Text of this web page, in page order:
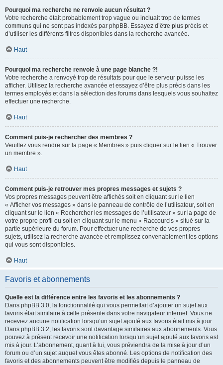
Pourquoi ma recherche ne renvoie aucun résultat ?
Votre recherche était probablement trop vague ou incluait trop de termes
communs qui ne sont pas indexés par phpBB. Essayez d’être plus précis et
d’utiliser les différents filtres disponibles dans la recherche avancée.
Haut
Pourquoi ma recherche renvoie à une page blanche ?!
Votre recherche a renvoyé trop de résultats pour que le serveur puisse les
afficher. Utilisez la recherche avancée et essayez d’être plus précis dans les
termes employés et dans la sélection des forums dans lesquels vous souhaitez
effectuer une recherche.
Haut
Comment puis-je rechercher des membres ?
Veuillez vous rendre sur la page « Membres » puis cliquer sur le lien « Trouver
un membre ».
Haut
Comment puis-je retrouver mes propres messages et sujets ?
Vos propres messages peuvent être affichés soit en cliquant sur le lien
« Afficher vos messages » dans le panneau de contrôle de l’utilisateur, soit en
cliquant sur le lien « Rechercher les messages de l’utilisateur » sur la page de
votre propre profil ou soit en cliquant sur le menu « Raccourcis » situé sur la
partie supérieure du forum. Pour effectuer une recherche de vos propres
sujets, utilisez la recherche avancée et remplissez convenablement les options
qui vous sont disponibles.
Haut
Favoris et abonnements
Quelle est la différence entre les favoris et les abonnements ?
Dans phpBB 3.0, la fonctionnalité qui vous permettait d’ajouter un sujet aux
favoris était similaire à celle présente dans votre navigateur internet. Vous ne
receviez aucune notification lorsqu’un sujet ajouté aux favoris était mis à jour.
Dans phpBB 3.2, les favoris sont davantage similaires aux abonnements. Vous
pouvez à présent recevoir une notification lorsqu’un sujet ajouté aux favoris est
mis à jour. L’abonnement, quant à lui, vous préviendra de la mise à jour d’un
forum ou d’un sujet auquel vous êtes abonné. Les options de notification des
favoris et des abonnements peuvent être modifiés depuis le panneau de